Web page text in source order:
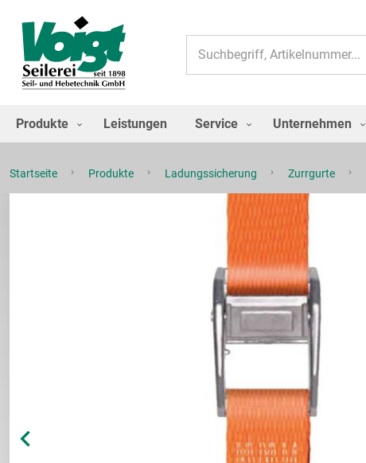
Produkte Leistungen Service Unternehmen
Startseite Produkte Ladungssicherung Zurrgurte